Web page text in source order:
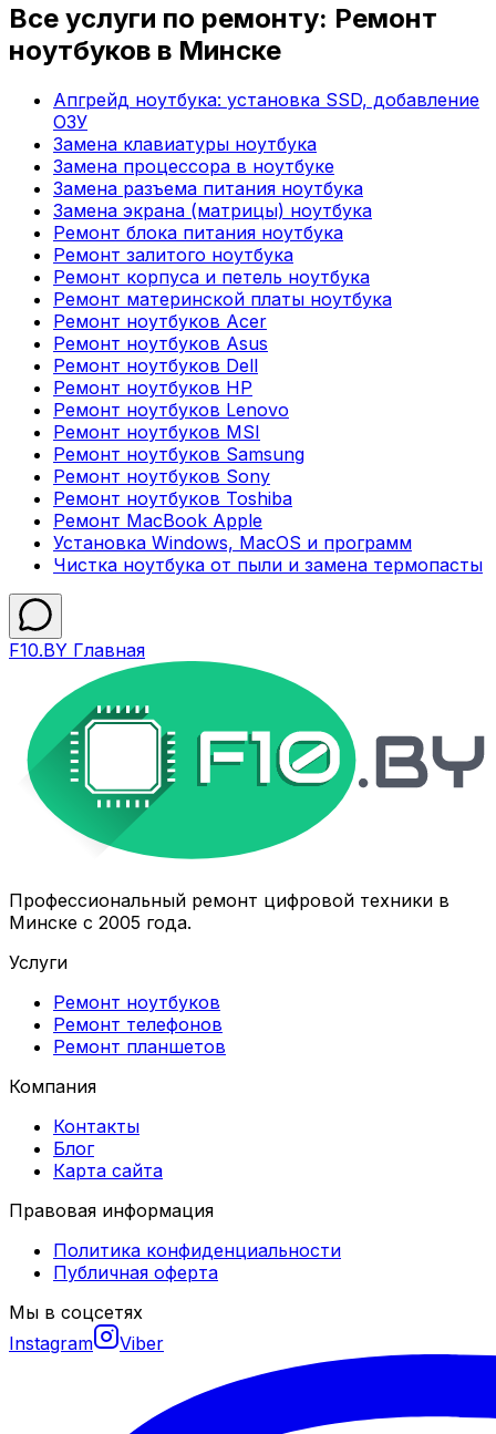
Все услуги по ремонту: Ремонт
ноутбуков в Минске
Апгрейд ноутбука: установка SSD, добавление
ОЗУ
Замена клавиатуры ноутбука
Замена процессора в ноутбуке
Замена разъема питания ноутбука
Замена экрана (матрицы) ноутбука
Ремонт блока питания ноутбука
Ремонт залитого ноутбука
Ремонт корпуса и петель ноутбука
Ремонт материнской платы ноутбука
Ремонт ноутбуков Acer
Ремонт ноутбуков Asus
Ремонт ноутбуков Dell
Ремонт ноутбуков HP
Ремонт ноутбуков Lenovo
Ремонт ноутбуков MSI
Ремонт ноутбуков Samsung
Ремонт ноутбуков Sony
Ремонт ноутбуков Toshiba
Ремонт MacBook Apple
Установка Windows, MacOS и программ
Чистка ноутбука от пыли и замена термопасты
F10.BY Главная
Профессиональный ремонт цифровой техники в
Минске с 2005 года.
Услуги
Ремонт ноутбуков
Ремонт телефонов
Ремонт планшетов
Компания
Контакты
Блог
Карта сайта
Правовая информация
Политика конфиденциальности
Публичная оферта
Мы в соцсетях
Instagram
Viber